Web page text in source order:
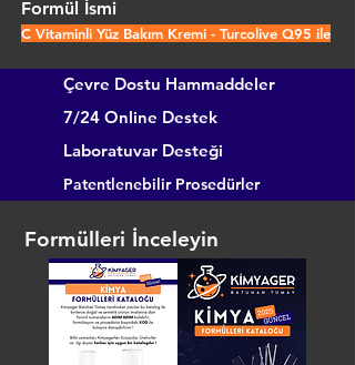
Formül İsmi
C Vitaminli Yüz Bakım Kremi - Turcolive Q95 ile
Çevre Dostu Hammaddeler
7/24 Online Destek
Laboratuvar Desteği
Patentlenebilir Prosedürler
Formülleri İnceleyin